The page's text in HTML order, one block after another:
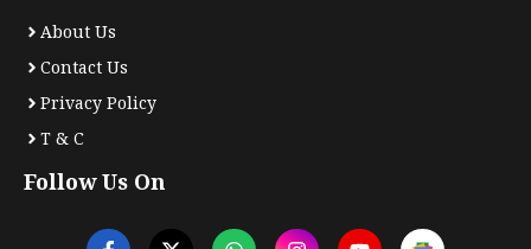
About Us
Contact Us
Privacy Policy
T & C
Follow Us On